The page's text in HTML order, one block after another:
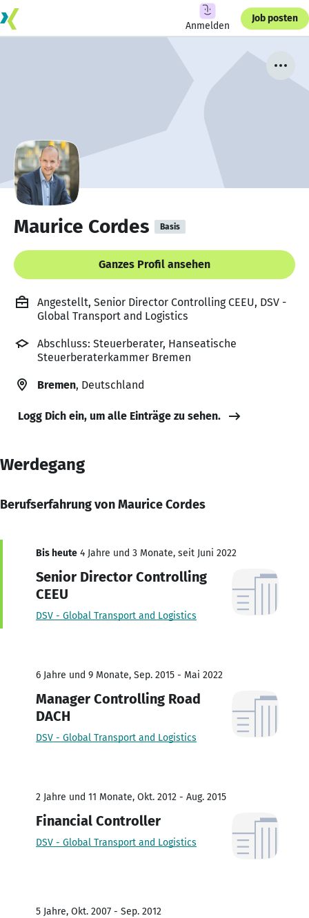
Anmelden
Job posten
Maurice Cordes Basis
Ganzes Profil ansehen
Angestellt, Senior Director Controlling CEEU, DSV -
Global Transport and Logistics
Abschluss: Steuerberater, Hanseatische
Steuerberaterkammer Bremen
Bremen, Deutschland
Logg Dich ein, um alle Einträge zu sehen.
Werdegang
Berufserfahrung von Maurice Cordes
Bis heute 4 Jahre und 3 Monate, seit Juni 2022
Senior Director Controlling
CEEU
DSV - Global Transport and Logistics
6 Jahre und 9 Monate, Sep. 2015 - Mai 2022
Manager Controlling Road
DACH
DSV - Global Transport and Logistics
2 Jahre und 11 Monate, Okt. 2012 - Aug. 2015
Financial Controller
DSV - Global Transport and Logistics
5 Jahre, Okt. 2007 - Sep. 2012